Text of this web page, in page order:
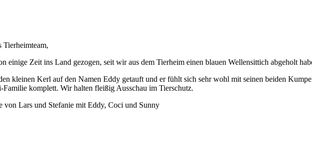
Tierheimteam,
einige Zeit ins Land gezogen, seit wir aus dem Tierheim einen blauen Wellensittich abgeholt
kleinen Kerl auf den Namen Eddy getauft und er fühlt sich sehr wohl mit seinen beiden
Familie komplett. Wir halten fleißig Ausschau im Tierschutz.
von Lars und Stefanie mit Eddy, Coci und Sunny